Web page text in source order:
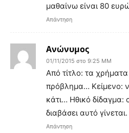
μαθαίνω είναι 80
Απάντηση
Ανώνυμος
01/11/2015 στο 9:25 ΜΜ
Από τίτλο: τα χρήματα
πρόβλημα… Κείμενο:
κάτι… Ηθικό
διαβάσει αυτό
Απάντηση